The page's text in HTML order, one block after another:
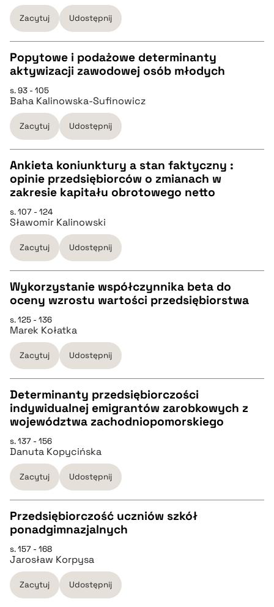
BIBTEX
pobierz cytat
Zacytuj Udostępnij
CZYSTY TEKST
pobierz cytat
BIBTEX
pobierz cytat
Popytowe i podażowe determinanty
aktywizacji zawodowej osób młodych
s. 93 - 105
Baha Kalinowska-Sufinowicz
Zacytuj Udostępnij
CZYSTY TEKST
pobierz cytat
BIBTEX
pobierz cytat
Ankieta koniunktury a stan faktyczny :
opinie przedsiębiorców o zmianach w
zakresie kapitału obrotowego netto
s. 107 - 124
Sławomir Kalinowski
Zacytuj Udostępnij
CZYSTY TEKST
pobierz cytat
BIBTEX
pobierz cytat
Wykorzystanie współczynnika beta do
oceny wzrostu wartości przedsiębiorstwa
s. 125 - 136
Marek Kołatka
Zacytuj Udostępnij
CZYSTY TEKST
pobierz cytat
BIBTEX
pobierz cytat
Determinanty przedsiębiorczości
indywidualnej emigrantów zarobkowych z
województwa zachodniopomorskiego
s. 137 - 156
Danuta Kopycińska
Zacytuj Udostępnij
CZYSTY TEKST
pobierz cytat
Przedsiębiorczość uczniów szkół
ponadgimnazjalnych
s. 157 - 168
Jarosław Korpysa
Zacytuj Udostępnij